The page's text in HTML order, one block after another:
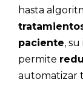
hasta
paciente,
permite
automatizar